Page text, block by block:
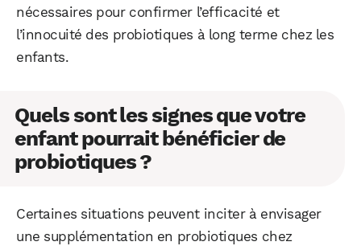
nécessaires pour confirmer l’efficacité et
l’innocuité des probiotiques à long terme chez les
enfants.
Quels sont les signes que votre
enfant pourrait bénéficier de
probiotiques ?
Certaines situations peuvent inciter à envisager
une supplémentation en probiotiques chez